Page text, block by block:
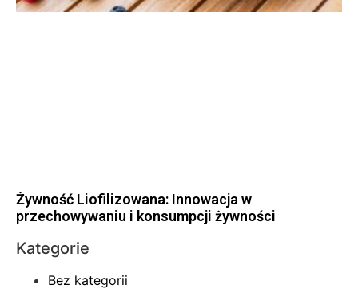
Żywność Liofilizowana: Innowacja w
przechowywaniu i konsumpcji żywności
Kategorie
Bez kategorii